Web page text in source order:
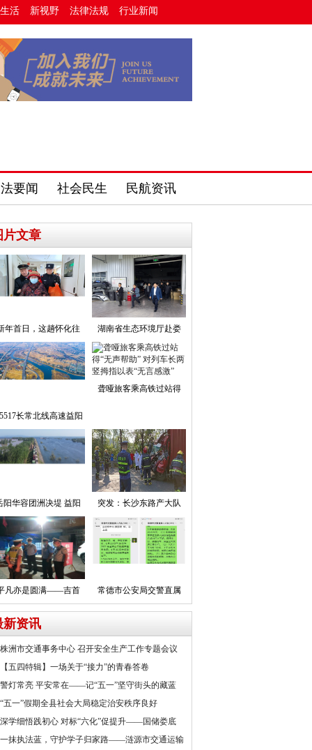
活 新视野 法律法规 行业新闻
要闻 社会民生 民航资讯
片文章
年首日，这趟怀化往 湖南省生态环境厅赴娄
长常北线高速益阳
聋哑旅客乘高铁过站得
阳华容团洲决堤 益阳 突发：长沙东路产大队
凡亦是圆满——吉首 常德市公安局交警直属
新资讯
株洲市交通事务中心 召开安全生产工作专题会议
【五四特辑】一场关于“接力”的青春答卷
警灯常亮 平安常在——记“五一”坚守街头的藏蓝
“五一”假期全县社会大局稳定治安秩序良好
深学细悟践初心 对标“六化”促提升——国储娄底
一抹执法蓝，守护学子归家路——涟源市交通运输